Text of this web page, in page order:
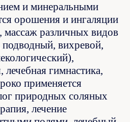
и минеральными
орошения и ингаляции
массаж различных видов
вихревой,
лечебная гимнастика,
применяется
природных соляных
лечение